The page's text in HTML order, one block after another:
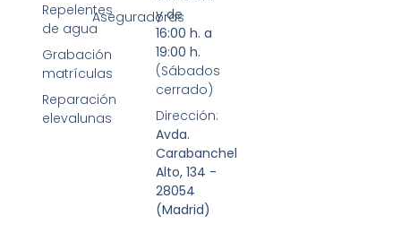
Repelentes
de agua
Grabación
matrículas
Reparación
elevalunas
Aseguradoras
y de
16:00 h. a
19:00 h.
(Sábados
cerrado)
Dirección:
Avda.
Carabanchel
Alto, 134 -
28054
(Madrid)